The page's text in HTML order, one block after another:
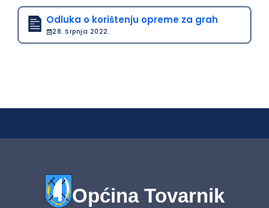
Odluka o korištenju opreme za grah
28. Srpnja 2022.
Općina Tovarnik